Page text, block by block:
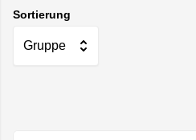
Sortierung
Gruppe